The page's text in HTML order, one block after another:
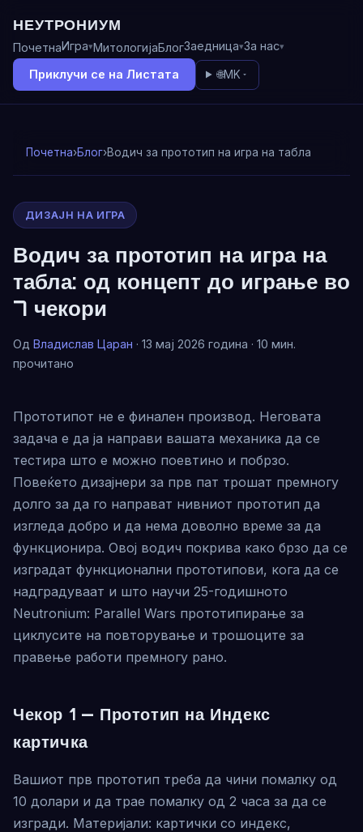
НЕУТРОНИУМ
ПочетнаИгра МитологијаБлогЗаедница За нас
Приклучи се на Листата 🌐MK
Почетна›Блог›Водич за прототип на игра на табла
ДИЗАЈН НА ИГРА
Водич за прототип на игра на
табла: од концепт до играње во
7 чекори
Од Владислав Царан · 13 мај 2026 година · 10 мин.
прочитано
Прототипот не е финален производ. Неговата
задача е да ја направи вашата механика да се
тестира што е можно поевтино и побрзо.
Повеќето дизајнери за прв пат трошат премногу
долго за да го направат нивниот прототип да
изгледа добро и да нема доволно време за да
функционира. Овој водич покрива како брзо да се
изградат функционални прототипови, кога да се
надградуваат и што научи 25-годишното
Neutronium: Parallel Wars прототипирање за
циклусите на повторување и трошоците за
правење работи премногу рано.
Чекор 1 — Прототип на Индекс
картичка
Вашиот прв прототип треба да чини помалку од
10 долари и да трае помалку од 2 часа за да се
изгради. Материјали: картички со индекс,